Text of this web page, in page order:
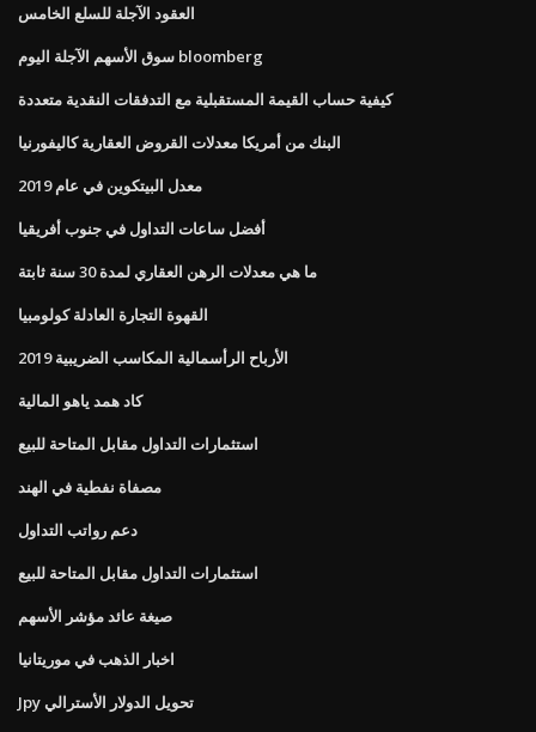
العقود الآجلة للسلع الخامس
سوق الأسهم الآجلة اليوم bloomberg
كيفية حساب القيمة المستقبلية مع التدفقات النقدية متعددة
البنك من أمريكا معدلات القروض العقارية كاليفورنيا
معدل البيتكوين في عام 2019
أفضل ساعات التداول في جنوب أفريقيا
ما هي معدلات الرهن العقاري لمدة 30 سنة ثابتة
القهوة التجارة العادلة كولومبيا
الأرباح الرأسمالية المكاسب الضريبية 2019
كاد همد ياهو المالية
استثمارات التداول مقابل المتاحة للبيع
مصفاة نفطية في الهند
دعم رواتب التداول
استثمارات التداول مقابل المتاحة للبيع
صيغة عائد مؤشر الأسهم
اخبار الذهب في موريتانيا
Jpy تحويل الدولار الأسترالي